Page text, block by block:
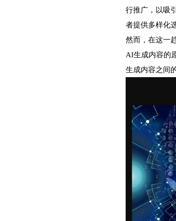
行推广，以吸
者提供多样化
然而，在这一
AI生成内容的
生成内容之间